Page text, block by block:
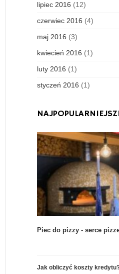
lipiec 2016 (12)
czerwiec 2016 (4)
maj 2016 (3)
kwiecień 2016 (1)
luty 2016 (1)
styczeń 2016 (1)
Piec do pizzy - serce
Jak obliczyć koszty